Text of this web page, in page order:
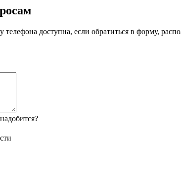
телефона доступна, если обратиться в форму,